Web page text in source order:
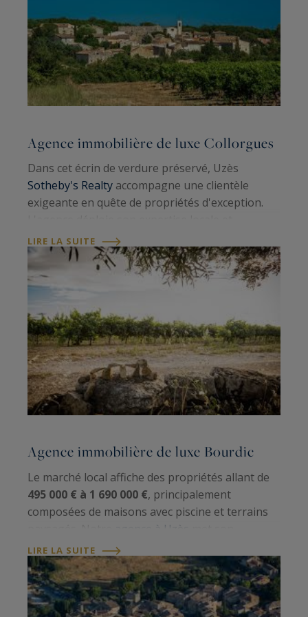
Agence immobilière de luxe Collorgues
Dans cet écrin de verdure préservé, Uzès
Sotheby's Realty accompagne une clientèle
exigeante en quête de propriétés d'exception.
internationale pour révéler les plus belles
bastides, villas contemporaines et mas de ce…
LIRE LA SUITE
Agence immobilière de luxe Bourdic
Le marché local affiche des propriétés allant de
495 000 € à 1 690 000 €, principalement
composées de maisons avec piscine et terrains
agence à Uzès
expertise au service d'une clientèle exigeante,
grâce à une connaissance approfondie de l'
LIRE LA SUITE